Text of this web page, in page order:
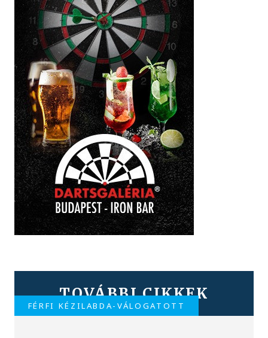
TOVÁBBI CIKKEK
FÉRFI KÉZILABDA-VÁLOGATOTT